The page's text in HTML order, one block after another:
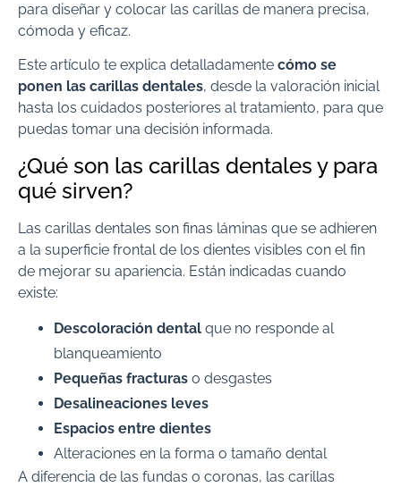
para diseñar y colocar las carillas de manera precisa,
cómoda y eficaz.
Este artículo te explica detalladamente cómo se
ponen las carillas dentales, desde la valoración inicial
hasta los cuidados posteriores al tratamiento, para que
puedas tomar una decisión informada.
¿Qué son las carillas dentales y para
qué sirven?
Las carillas dentales son finas láminas que se adhieren
a la superficie frontal de los dientes visibles con el fin
de mejorar su apariencia. Están indicadas cuando
existe:
Descoloración dental que no responde al
blanqueamiento
Pequeñas fracturas o desgastes
Desalineaciones leves
Espacios entre dientes
Alteraciones en la forma o tamaño dental
A diferencia de las fundas o coronas, las carillas